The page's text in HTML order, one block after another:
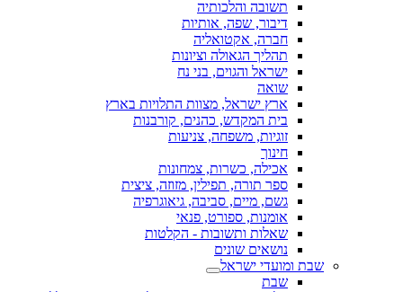
תשובה והלכותיה
דיבור, שפה, אותיות
חברה, אקטואליה
תהליך הגאולה וציונות
ישראל והגוים, בני נח
שואה
ארץ ישראל, מצוות התלויות בארץ
בית המקדש, כהנים, קורבנות
זוגיות, משפחה, צניעות
חינוך
אכילה, כשרות, צמחונות
ספר תורה, תפילין, מזוזה, ציצית
גשם, מיים, סביבה, גיאוגרפיה
אומנות, ספורט, פנאי
שאלות ותשובות - הקלטות
נושאים שונים
שבת ומועדי ישראל
שבת